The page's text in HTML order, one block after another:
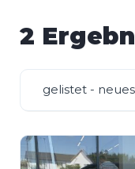
2
gelistet -